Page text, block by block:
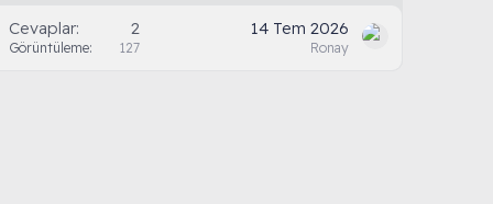
Cevaplar 2
Görüntüleme 127
14 Tem 2026
Ronay